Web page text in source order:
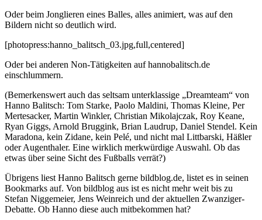
Oder beim Jonglieren eines Balles, alles animiert, was auf den
Bildern nicht so deutlich wird.
[photopress:hanno_balitsch_03.jpg,full,centered]
Oder bei anderen Non-Tätigkeiten auf hannobalitsch.de
einschlummern.
(Bemerkenswert auch das seltsam unterklassige „Dreamteam“ von
Hanno Balitsch: Tom Starke, Paolo Maldini, Thomas Kleine, Per
Mertesacker, Martin Winkler, Christian Mikolajczak, Roy Keane,
Ryan Giggs, Arnold Bruggink, Brian Laudrup, Daniel Stendel. Kein
Maradona, kein Zidane, kein Pelé, und nicht mal Littbarski, Häßler
oder Augenthaler. Eine wirklich merkwürdige Auswahl. Ob das
etwas über seine Sicht des Fußballs verrät?)
Übrigens liest Hanno Balitsch gerne bildblog.de, listet es in seinen
Bookmarks auf. Von bildblog aus ist es nicht mehr weit bis zu
Stefan Niggemeier, Jens Weinreich und der aktuellen Zwanziger-
Debatte. Ob Hanno diese auch mitbekommen hat?